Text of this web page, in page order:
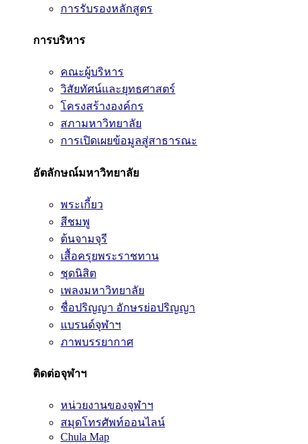
การรับรองหลักสูตร
การบริหาร
คณะผู้บริหาร
วิสัยทัศน์และยุทธศาสตร์
โครงสร้างองค์กร
สภามหาวิทยาลัย
การเปิดเผยข้อมูลสู่สาธารณะ
อัตลักษณ์มหาวิทยาลัย
พระเกี้ยว
สีชมพู
ต้นจามจุรี
เสื้อครุยพระราชทาน
ชุดนิสิต
เพลงมหาวิทยาลัย
ชื่อปริญญา อักษรย่อปริญญา
แบรนด์จุฬาฯ
ภาพบรรยากาศ
ติดต่อจุฬาฯ
หน่วยงานของจุฬาฯ
สมุดโทรศัพท์ออนไลน์
Chula Map